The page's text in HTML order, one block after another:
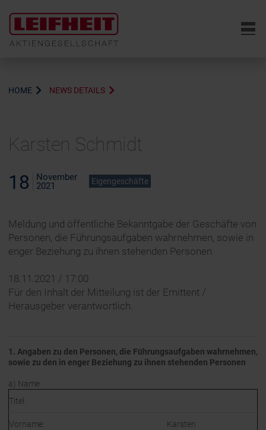
6
HOME NEWS DETAILS
Karsten Schmidt
18
November
2021
Eigengeschäfte
Meldung und öffentliche Bekanntgabe der Geschäfte von
Personen, die Führungsaufgaben wahrnehmen, sowie in
enger Beziehung zu ihnen stehenden Personen
18.11.2021 / 17:00
Für den Inhalt der Mitteilung ist der Emittent /
Herausgeber verantwortlich.
1. Angaben zu den Personen, die Führungsaufgaben wahrnehmen,
sowie zu den in enger Beziehung zu ihnen stehenden Personen
a) Name
Titel:
Vorname: Karsten